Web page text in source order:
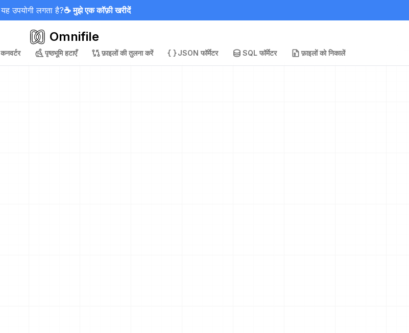
यह उपयोगी लगता है?☕ मुझे एक कॉफ़ी खरीदें
Omnifile
कनवर्टर पृष्ठभूमि हटाएँ फ़ाइलों की तुलना करें JSON फॉर्मेटर SQL फॉर्मेटर फ़ाइलों को निकालें